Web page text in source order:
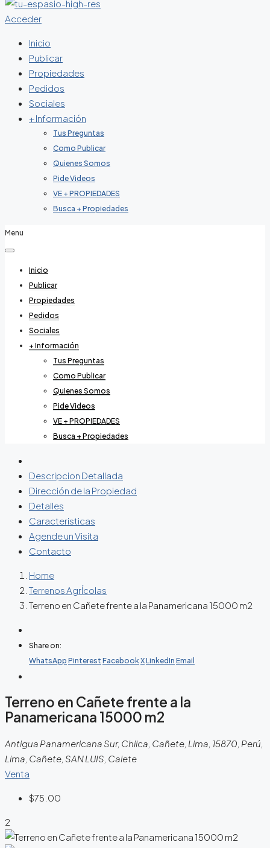
Acceder
Inicio
Publicar
Propiedades
Pedidos
Sociales
+ Información
Tus Preguntas
Como Publicar
Quienes Somos
Pide Videos
VE + PROPIEDADES
Busca + Propiedades
Menu
Inicio
Publicar
Propiedades
Pedidos
Sociales
+ Información
Tus Preguntas
Como Publicar
Quienes Somos
Pide Videos
VE + PROPIEDADES
Busca + Propiedades
Descripcion Detallada
Dirección de la Propiedad
Detalles
Caracteristicas
Agende un Visita
Contacto
Home
Terrenos AgrÍcolas
Terreno en Cañete frente a la Panamericana 15000 m2
Share on:
WhatsApp Pinterest FacebookXLinkedIn Email
Terreno en Cañete frente a la
Panamericana 15000 m2
Antigua Panamericana Sur, Chilca, Cañete, Lima, 15870, Perú,
Lima, Cañete, SAN LUIS, Calete
Venta
$75.00
2